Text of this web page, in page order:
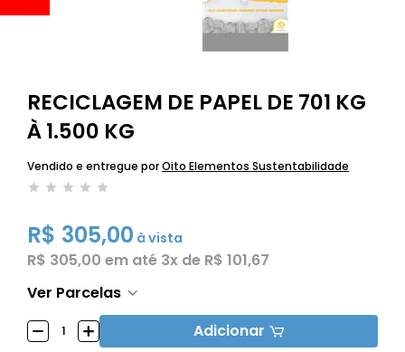
RECICLAGEM DE PAPEL DE 701 KG
À 1.500 KG
Vendido e entregue porOito Elementos Sustentabilidade
R$ 305,00 à vista
R$ 305,00 em até 3x de R$ 101,67
Ver Parcelas
Adicionar